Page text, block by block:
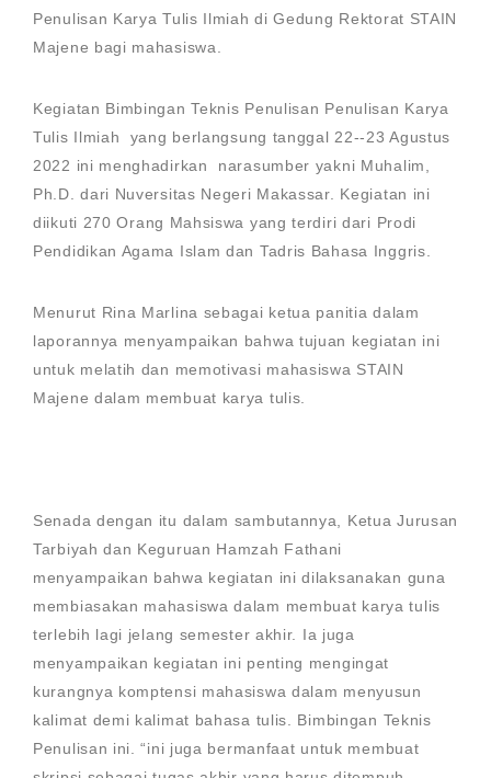
Penulisan Karya Tulis Ilmiah di Gedung Rektorat STAIN
Majene bagi mahasiswa.
Kegiatan Bimbingan Teknis Penulisan Penulisan Karya
Tulis Ilmiah yang berlangsung tanggal 22--23 Agustus
2022 ini menghadirkan narasumber yakni Muhalim,
Ph.D. dari Nuversitas Negeri Makassar. Kegiatan ini
diikuti 270 Orang Mahsiswa yang terdiri dari Prodi
Pendidikan Agama Islam dan Tadris Bahasa Inggris.
Menurut Rina Marlina sebagai ketua panitia dalam
laporannya menyampaikan bahwa tujuan kegiatan ini
untuk melatih dan memotivasi mahasiswa STAIN
Majene dalam membuat karya tulis.
Senada dengan itu dalam sambutannya, Ketua Jurusan
Tarbiyah dan Keguruan Hamzah Fathani
menyampaikan bahwa kegiatan ini dilaksanakan guna
membiasakan mahasiswa dalam membuat karya tulis
terlebih lagi jelang semester akhir. Ia juga
menyampaikan kegiatan ini penting mengingat
kurangnya komptensi mahasiswa dalam menyusun
kalimat demi kalimat bahasa tulis. Bimbingan Teknis
Penulisan ini. “ini juga bermanfaat untuk membuat